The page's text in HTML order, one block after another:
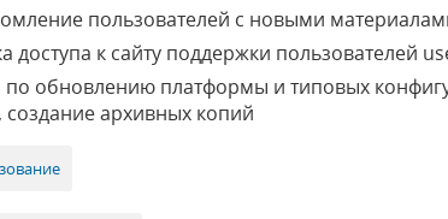
пользователей с новыми
доступа к сайту поддержки пользователей
обновлению платформы и типовых
архивных копий